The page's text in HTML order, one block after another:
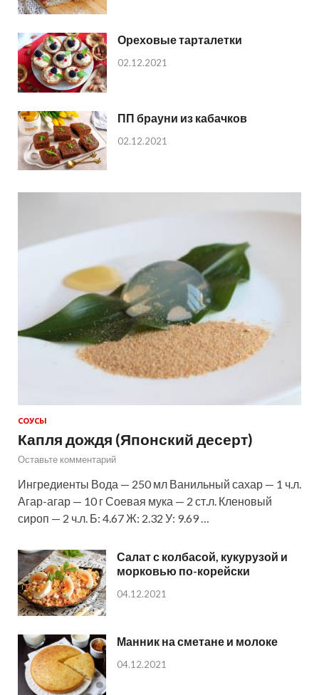
Ореховые тарталетки
02.12.2021
ПП брауни из кабачков
02.12.2021
СОУСЫ
Капля дождя (Японский десерт)
Оставьте комментарий
Ингредиенты Вода — 250 мл Ванильный сахар — 1 ч.л.
Агар-агар — 10 г Соевая мука — 2 ст.л. Кленовый
сироп — 2 ч.л. Б: 4.67 Ж: 2.32 У: 9.69 …
Салат с колбасой, кукурузой и
морковью по-корейски
04.12.2021
Манник на сметане и молоке
04.12.2021